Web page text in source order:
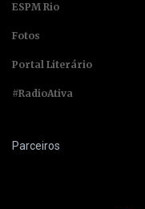
ESPM Rio
Fotos
Portal Literário
#RadioAtiva
Parceiros